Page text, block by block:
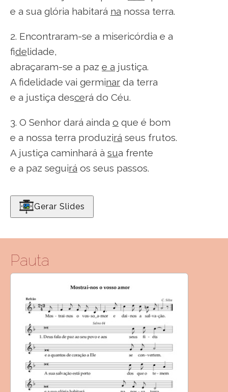
e a sua glória habitará na nossa terra.
2. Encontraram-se a misericórdia e a
fidelidade,
abraçaram-se a paz e a justiça.
A fidelidade vai germinar da terra
e a justiça descerá do Céu.
3. O Senhor dará ainda o que é bom
e a nossa terra produzirá seus frutos.
A justiça caminhará à sua frente
e a paz seguirá os seus passos.
Gerar Slides
Pauta